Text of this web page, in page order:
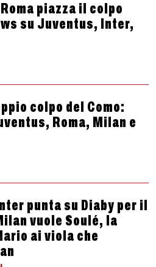
piazza il colpo
su Juventus, Inter,
colpo del Como:
Roma, Milan e
punta su Diaby per il
vuole Soulé, la
ai viola che